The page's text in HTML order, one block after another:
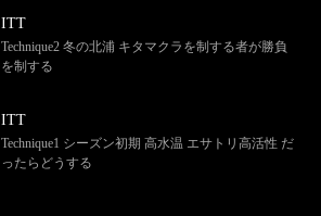
ITT
Technique2 冬の北浦 キタマクラを制する者が勝負
を制する
ITT
Technique1 シーズン初期 高水温 エサトリ高活性 だ
ったらどうする